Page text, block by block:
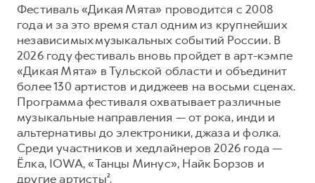
Фестиваль «Дикая Мята» проводится с 2008
года и за это время стал одним из крупнейших
независимых музыкальных событий России. В
2026 году фестиваль вновь пройдет в арт-кэмпе
«Дикая Мята» в Тульской области и объединит
более 130 артистов и диджеев на восьми сценах.
Программа фестиваля охватывает различные
музыкальные направления — от рока, инди и
альтернативы до электроники, джаза и фолка.
Среди участников и хедлайнеров 2026 года —
Ёлка, IOWA, «Танцы Минус», Найк Борзов и
другие артисты².